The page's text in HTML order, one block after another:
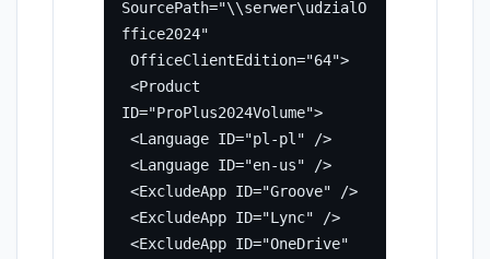
SourcePath="\\serwer\udzialO
ffice2024"
ID="ProPlus2024Volume">